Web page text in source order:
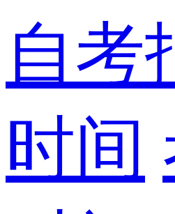
自考
时间